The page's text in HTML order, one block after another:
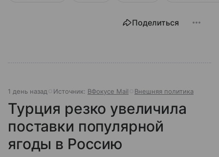
Поделиться
1 день назад Источник: ВФокусе Mail Внешняя политика
Турция резко увеличила
поставки популярной
ягоды в Россию